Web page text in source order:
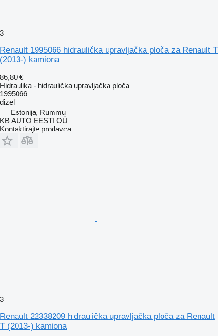
3
Renault 1995066 hidraulička upravljačka ploča za Renault T
(2013-) kamiona
86,80 €
Hidraulika - hidraulička upravljačka ploča
1995066
dizel
Estonija, Rummu
KB AUTO EESTI OÜ
Kontaktirajte prodavca
3
Renault 22338209 hidraulička upravljačka ploča za Renault
T (2013-) kamiona